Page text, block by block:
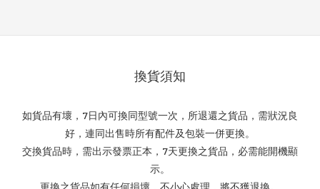
換貨須知
如貨品有壞，7日內可換同型號一次，所退還之貨品，需狀況良
好，連同出售時所有配件及包裝一併更換。
交換貨品時，需出示發票正本，7天更換之貨品，必需能開機顯
示。